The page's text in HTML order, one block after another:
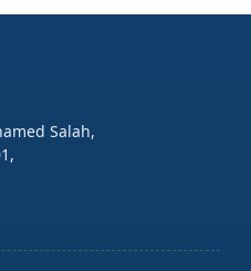
LoRa, GSM), robotique
Datasheets traduites en
Salah,